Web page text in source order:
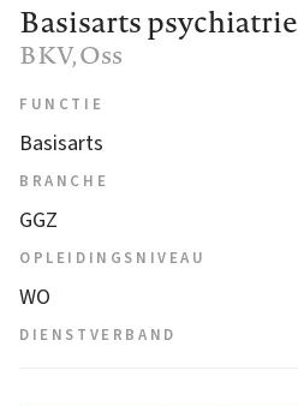
Basisarts psychiatrie
BKV, Oss
FUNCTIE
Basisarts
BRANCHE
GGZ
OPLEIDINGSNIVEAU
WO
DIENSTVERBAND